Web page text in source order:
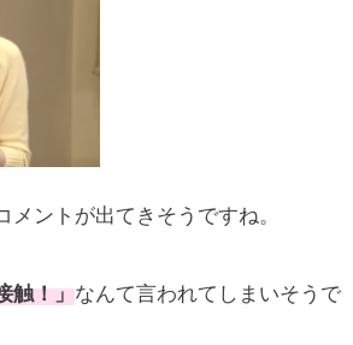
ントが出てきそうですね。
触！」なんて言われてしまいそうで